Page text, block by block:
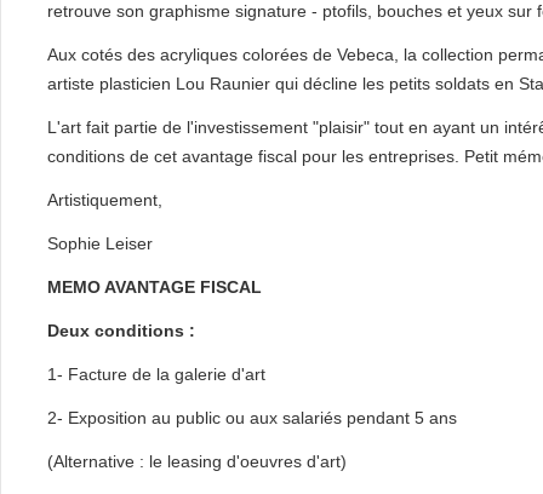
retrouve son graphisme signature - ptofils, bouches et yeux sur
Aux cotés des acryliques colorées de Vebeca, la collection
artiste plasticien Lou Raunier qui décline les petits soldats en
L'art fait partie de l'investissement "plaisir" tout en ayant un
conditions de cet avantage fiscal pour les entreprises. Petit
Artistiquement,
Sophie Leiser
MEMO AVANTAGE FISCAL
Deux conditions :
1- Facture de la galerie d'art
2- Exposition au public ou aux salariés pendant 5 ans
(Alternative : le leasing d'oeuvres d'art)